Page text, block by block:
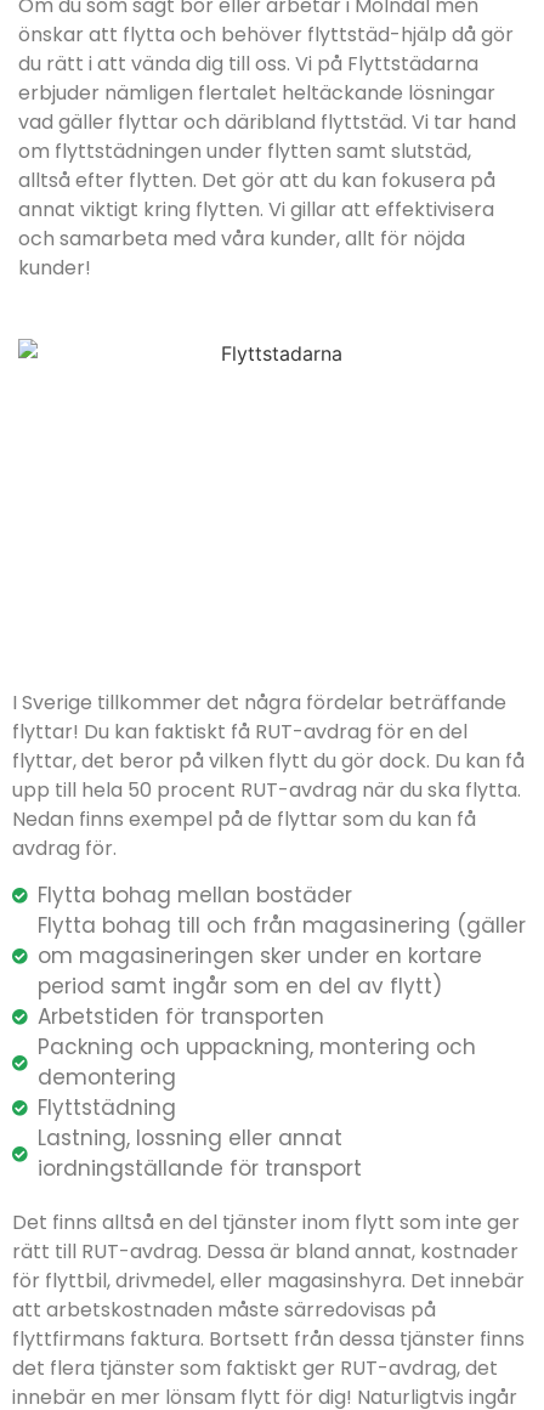
önskar att flytta och behöver flyttstäd-hjälp då gör
du rätt i att vända dig till oss. Vi på Flyttstädarna
erbjuder nämligen flertalet heltäckande lösningar
vad gäller flyttar och däribland flyttstäd. Vi tar hand
om flyttstädningen under flytten samt slutstäd,
alltså efter flytten. Det gör att du kan fokusera på
annat viktigt kring flytten. Vi gillar att effektivisera
och samarbeta med våra kunder, allt för nöjda
kunder!
I Sverige tillkommer det några fördelar beträffande
flyttar! Du kan faktiskt få RUT-avdrag för en del
flyttar, det beror på vilken flytt du gör dock. Du kan få
upp till hela 50 procent RUT-avdrag när du ska flytta.
Nedan finns exempel på de flyttar som du kan få
avdrag för.
Flytta bohag mellan bostäder
Flytta bohag till och från magasinering (gäller
om magasineringen sker under en kortare
period samt ingår som en del av flytt)
Arbetstiden för transporten
Packning och uppackning, montering och
demontering
Flyttstädning
Lastning, lossning eller annat
iordningställande för transport
Det finns alltså en del tjänster inom flytt som inte ger
rätt till RUT-avdrag. Dessa är bland annat, kostnader
för flyttbil, drivmedel, eller magasinshyra. Det innebär
att arbetskostnaden måste särredovisas på
flyttfirmans faktura. Bortsett från dessa tjänster finns
det flera tjänster som faktiskt ger RUT-avdrag, det
innebär en mer lönsam flytt för dig! Naturligtvis ingår